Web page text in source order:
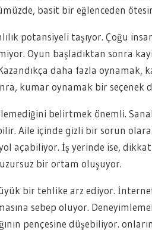
basit bir eğlenceden
potansiyeli taşıyor. Çoğu
Oyun başladıktan sonra
daha fazla oynamak,
kumar oynamak bir
belirtmek önemli. Sanal
Aile içinde gizli bir sorun
açabiliyor. İş yerinde ise,
bir ortam oluşuyor.
bir tehlike arz ediyor.
sebep oluyor.
pençesine düşebiliyor.